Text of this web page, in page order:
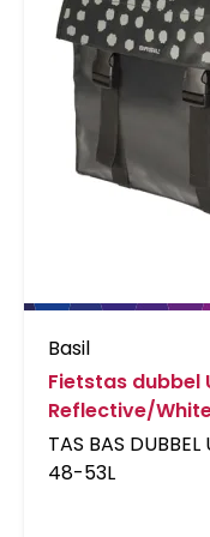
Basil
Fietstas dubbel
Reflective/
TAS BAS
48-53L